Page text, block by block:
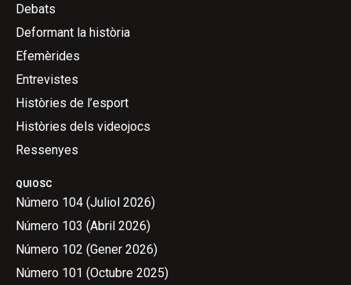
QUIOSC
Número 104 (Juliol 2026)
Número 103 (Abril 2026)
Número 102 (Gener 2026)
Número 101 (Octubre 2025)
Debats
Deformant la història
Efemèrides
Entrevistes
Històries de l’esport
Històries dels videojocs
Ressenyes